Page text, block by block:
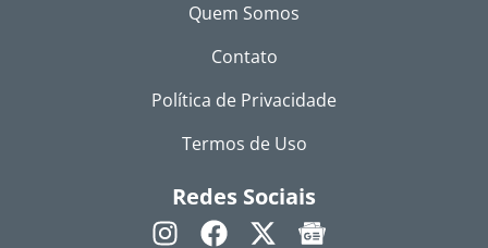
Quem Somos
Contato
Política de Privacidade
Termos de Uso
Redes Sociais